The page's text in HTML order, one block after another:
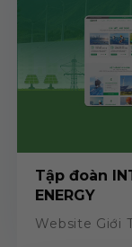
Website Giới
Tập đoàn
ENERGY